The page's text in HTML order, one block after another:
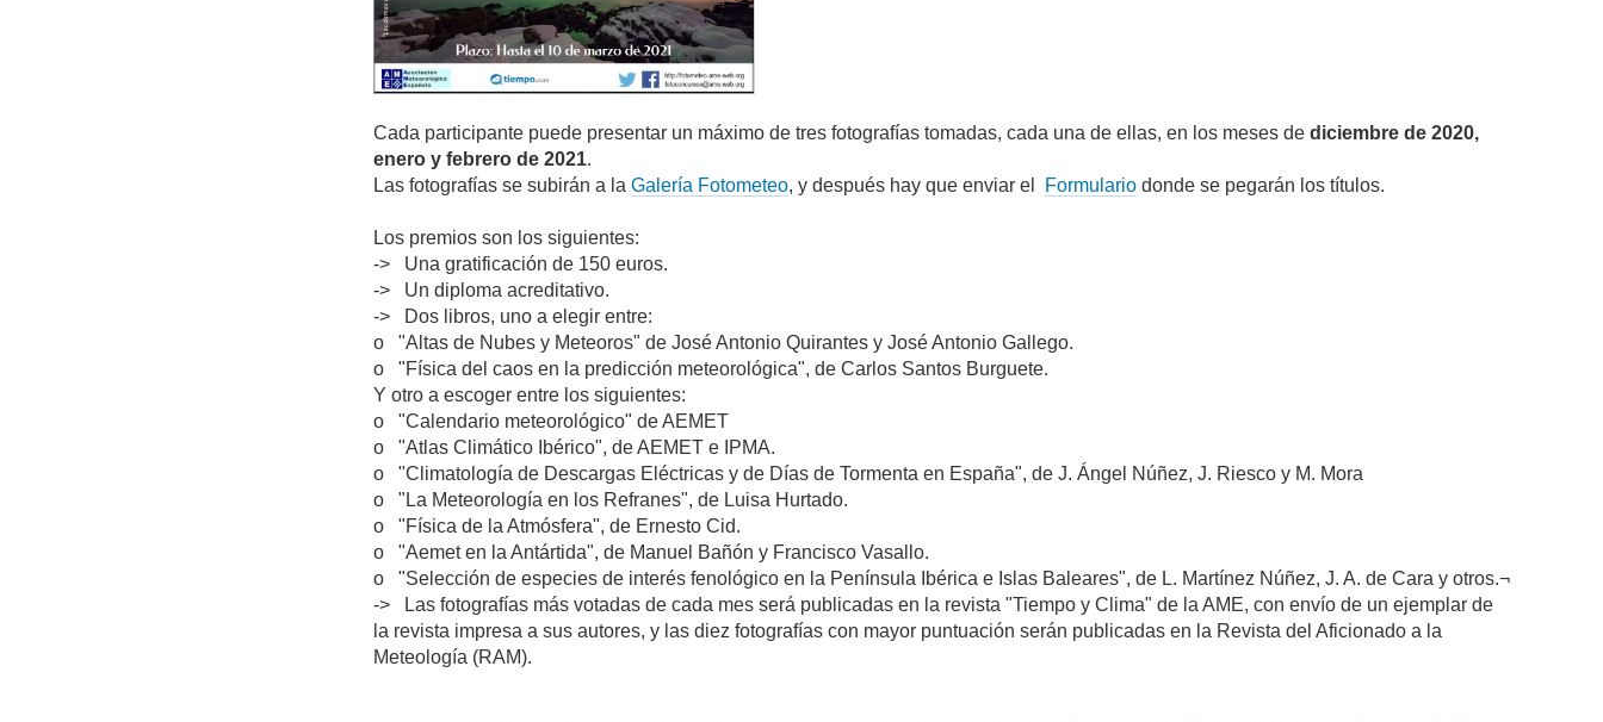
Cada participante puede presentar un máximo de tres fotografías tomadas, cada una de ellas, en los meses dediciembre de 2020,
enero y febrero de 2021.
Las fotografías se subirán a laGalería Fotometeo, y después hay que enviar el Formulario donde se pegarán los títulos.
Los premios son los siguientes:
-> Una gratificación de 150 euros.
-> Un diploma acreditativo.
-> Dos libros, uno a elegir entre:
o "Altas de Nubes y Meteoros" de José Antonio Quirantes y José Antonio Gallego.
o "Física del caos en la predicción meteorológica", de Carlos Santos Burguete.
Y otro a escoger entre los siguientes:
o "Calendario meteorológico" de AEMET
o "Atlas Climático Ibérico", de AEMET e IPMA.
o "Climatología de Descargas Eléctricas y de Días de Tormenta en España", de J. Ángel Núñez, J. Riesco y M. Mora
o "La Meteorología en los Refranes", de Luisa Hurtado.
o "Física de la Atmósfera", de Ernesto Cid.
o "Aemet en la Antártida", de Manuel Bañón y Francisco Vasallo.
o "Selección de especies de interés fenológico en la Península Ibérica e Islas Baleares", de L. Martínez Núñez, J. A. de Cara y otros.¬
-> Las fotografías más votadas de cada mes será publicadas en la revista "Tiempo y Clima" de la AME, con envío de un ejemplar de
la revista impresa a sus autores, y las diez fotografías con mayor puntuación serán publicadas en la Revista del Aficionado a la
Meteología (RAM).